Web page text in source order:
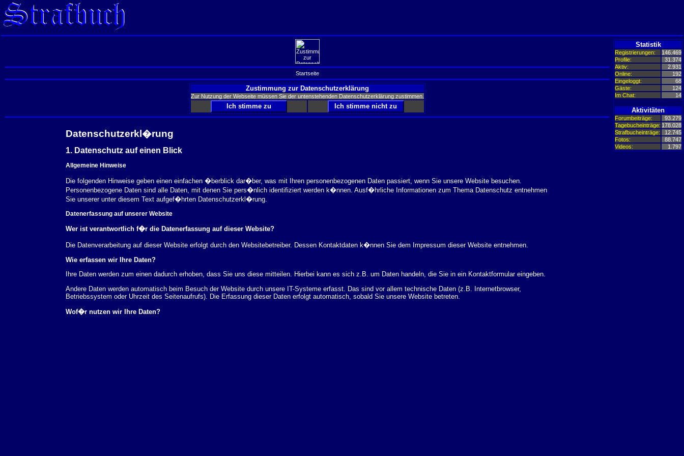
Startseite
Zustimmung zur Datenschutzerklärung
Zur Nutzung der Webseite müssen Sie der untenstehenden Datenschutzerklärung zustimmen.
Datenschutzerkl�rung
1. Datenschutz auf einen Blick
Allgemeine Hinweise
Die folgenden Hinweise geben einen einfachen �berblick dar�ber, was mit Ihren personenbezogenen Daten passiert, wenn Sie unsere Website besuchen.
Personenbezogene Daten sind alle Daten, mit denen Sie pers�nlich identifiziert werden k�nnen. Ausf�hrliche Informationen zum Thema Datenschutz entnehmen
Sie unserer unter diesem Text aufgef�hrten Datenschutzerkl�rung.
Datenerfassung auf unserer Website
Wer ist verantwortlich f�r die Datenerfassung auf dieser Website?
Die Datenverarbeitung auf dieser Website erfolgt durch den Websitebetreiber. Dessen Kontaktdaten k�nnen Sie dem Impressum dieser Website entnehmen.
Wie erfassen wir Ihre Daten?
Ihre Daten werden zum einen dadurch erhoben, dass Sie uns diese mitteilen. Hierbei kann es sich z.B. um Daten handeln, die Sie in ein Kontaktformular eingeben.
Andere Daten werden automatisch beim Besuch der Website durch unsere IT-Systeme erfasst. Das sind vor allem technische Daten (z.B. Internetbrowser,
Betriebssystem oder Uhrzeit des Seitenaufrufs). Die Erfassung dieser Daten erfolgt automatisch, sobald Sie unsere Website betreten.
Wof�r nutzen wir Ihre Daten?
Statistik
Registrierungen:
146.469
Profile:
31.374
Aktiv:
2.931
Online:
192
Eingeloggt:
68
Gäste:
124
Im Chat:
14
Aktivitäten
Forumbeiträge:
93.279
Tagebucheinträge: 178.028
Strafbucheinträge:
12.745
Fotos:
88.747
Videos:
1.797